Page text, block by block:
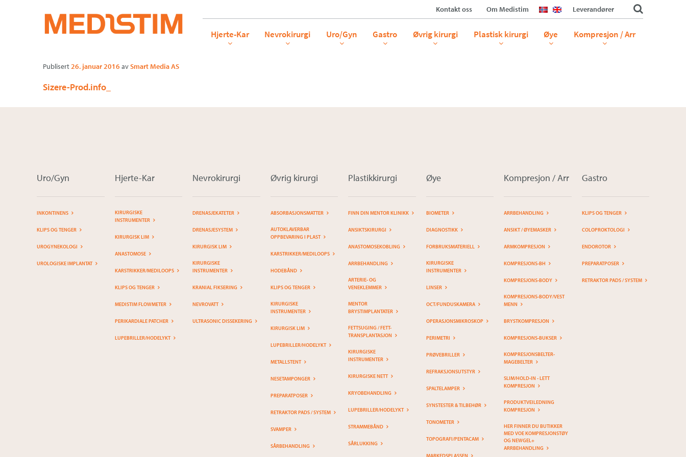
Medistim.no Kontakt oss Om Medistim Leverandører
Hjerte-Kar Nevrokirurgi Uro/Gyn Gastro Øvrig kirurgi Plastisk kirurgi Øye Kompresjon / Arr
Sizere-Prod.info_
Publisert26. januar 2016 avSmart Media AS
Sizere-Prod.info_
Uro/Gyn
INKONTINENS
KLIPS OG TENGER
UROGYNEKOLOGI
UROLOGISKE IMPLANTAT
Hjerte-Kar
KIRURGISKE
INSTRUMENTER
KIRURGISK LIM
ANASTOMOSE
KARSTRIKKER/MEDILOOPS
KLIPS OG TENGER
MEDISTIM FLOWMETER
PERIKARDIALE PATCHER
LUPEBRILLER/HODELYKT
Nevrokirurgi
DRENASJEKATETER
DRENASJESYSTEM
KIRURGISK LIM
KIRURGISKE
INSTRUMENTER
KRANIAL FIKSERING
NEVROVATT
ULTRASONIC DISSEKERING
Øvrig kirurgi
ABSORBASJONSMATTER
AUTOKLAVERBAR
OPPBEVARING I PLAST
KARSTRIKKER/MEDILOOPS
HODEBÅND
KLIPS OG TENGER
KIRURGISKE
INSTRUMENTER
KIRURGISK LIM
LUPEBRILLER/HODELYKT
METALLSTENT
NESETAMPONGER
PREPARATPOSER
RETRAKTOR PADS / SYSTEM
SVAMPER
SÅRBEHANDLING
Plastikkirurgi
FINN DIN MENTOR KLINIKK
ANSIKTSKIRURGI
ANASTOMOSEKOBLING
ARRBEHANDLING
ARTERIE- OG
VENEKLEMMER
MENTOR
BRYSTIMPLANTATER
FETTSUGING / FETT-
TRANSPLANTASJON
KIRURGISKE
INSTRUMENTER
KIRURGISKE NETT
KRYOBEHANDLING
LUPEBRILLER/HODELYKT
STRAMMEBÅND
SÅRLUKKING
Øye
BIOMETER
DIAGNOSTIKK
FORBRUKSMATERIELL
KIRURGISKE
INSTRUMENTER
LINSER
OCT/FUNDUSKAMERA
OPERASJONSMIKROSKOP
PERIMETRI
PRØVEBRILLER
REFRAKSJONSUTSTYR
SPALTELAMPER
SYNSTESTER & TILBEHØR
TONOMETER
TOPOGRAFI/PENTACAM
Kompresjon / Arr
ARRBEHANDLING
ANSIKT / ØYEMASKER
ARMKOMPRESJON
KOMPRESJONS-BH
KOMPRESJONS-BODY
KOMPRESJONS-BODY/VEST
MENN
BRYSTKOMPRESJON
KOMPRESJONS-BUKSER
KOMPRESJONSBELTER-
MAGEBELTER
SLIM/HOLD-IN - LETT
KOMPRESJON
PRODUKTVEILEDNING
KOMPRESJON
HER FINNER DU BUTIKKER
MED VOE KOMPRESJONSTØY
OG NEWGEL+
ARRBEHANDLING
Gastro
KLIPS OG TENGER
COLOPROKTOLOGI
ENDOROTOR
PREPARATPOSER
RETRAKTOR PADS / SYSTEM